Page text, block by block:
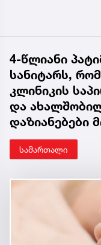
4-წლიანი
სანიტარს,
კლინიკის
და
დაზიანებები
სამართალი